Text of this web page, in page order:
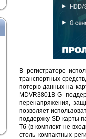
В регистраторе
транспортных
потерю данных на
MDVR3801B-G
перенапряжения,
позволяет
поддержку SD-карты
Тб (в комплект не
столь компактных